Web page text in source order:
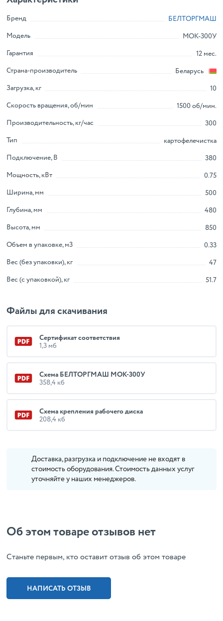
Уменьшенная габаритная высота машин для их
стандарта СТБ ISO 9001-2009
Дополнительные характеристики:
Мощность установленного двигателя: 0,55 кВт
Внимание! Изображение товара может отличаться от
оригинала и представлено в ознакомительных целях.
Бренд
БЕЛТОРГМАШ
Модель
МОК-300У
Гарантия
12 мес.
Страна-производитель
Беларусь
Загрузка, кг
10
Скорость вращения, об/мин
1500 об/мин.
Производительность, кг/час
300
Тип
картофелечистка
Подключение, В
380
Мощность, кВт
0.75
Ширина, мм
500
Глубина, мм
480
Высота, мм
850
Объем в упаковке, м3
0.33
Вес (без упаковки), кг
47
Вес (с упаковкой), кг
51.7
Файлы для скачивания
Сертификат соответствия
1,3 мб
Схема БЕЛТОРГМАШ МОК-300У
358,4 кб
Схема крепления рабочего диска
208,4 кб
Доставка, разгрузка и подключение не входят в
стоимость оборудования. Стоимость данных услуг
уточняйте у наших менеджеров.
Об этом товаре отзывов нет
Cтаньте первым, кто оставит отзыв об этом товаре
НАПИСАТЬ ОТЗЫВ